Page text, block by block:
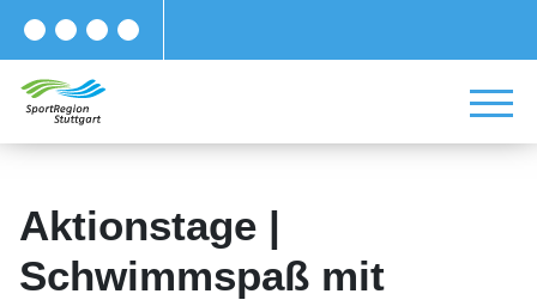
Aktionstage |
Schwimmspaß mit